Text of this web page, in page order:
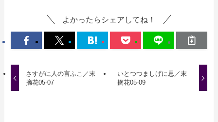
よかったらシェアしてね！
さすがに人の言ふこ／末
摘花05-07
いとつつましげに思／末
摘花05-09